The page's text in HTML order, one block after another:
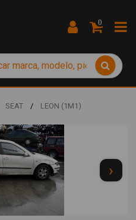
0
SEAT / LEON (1M1)
›